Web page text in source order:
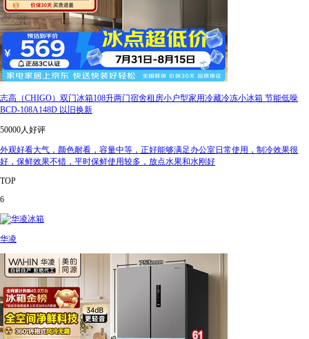
志高（CHIGO）双门冰箱108升两门宿舍租房小户型家用冷藏冷冻小冰箱 节能低噪
BCD-108A148D 以旧换新
50000人好评
外观好看大气，颜色耐看，容量中等，正好能够满足办公室日常使用，制冷效果很
好，保鲜效果不错，平时保鲜使用较多，放点水果和水刚好
TOP
6
华凌